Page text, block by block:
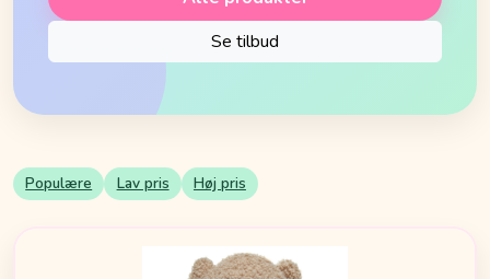
Se tilbud
Populære Lav pris Høj pris